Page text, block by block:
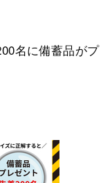
名に備蓄品がプ